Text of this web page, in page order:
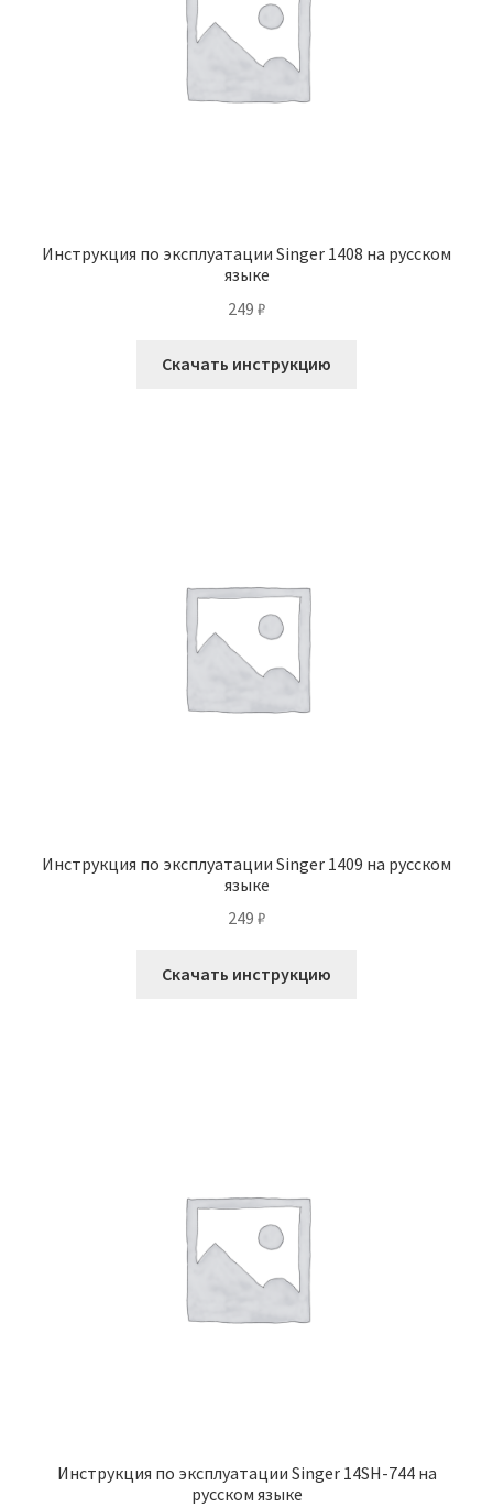
Инструкция по эксплуатации Singer 1408 на русском
языке
249 ₽
Скачать инструкцию
Инструкция по эксплуатации Singer 1409 на русском
языке
249 ₽
Скачать инструкцию
Инструкция по эксплуатации Singer 14SH-744 на
русском языке